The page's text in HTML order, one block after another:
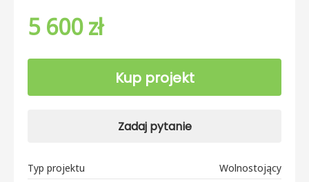
5 600 zł
Kup projekt
Zadaj pytanie
Typ projektu
Wolnostojący